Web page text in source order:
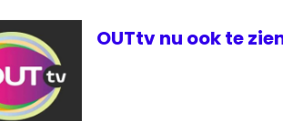
OUTtv nu ook te